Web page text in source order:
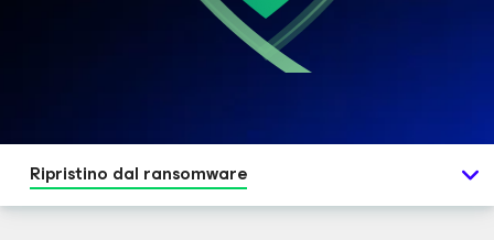
Ripristino dal ransomware